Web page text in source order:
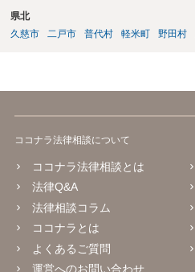
県北
久慈市
二戸市 普代村 軽米町 野田村
ココナラ法律相談について
ココナラ法律相談とは
法律Q&A
法律相談コラム
ココナラとは
よくあるご質問
運営へのお問い合わせ